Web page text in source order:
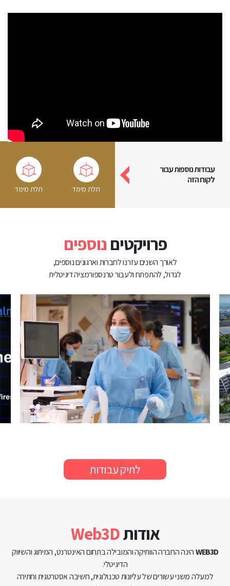
עבודות נוספות עבור
לקוח הזה
פרויקטים נוספים
לאורך השנים עזרנו לחברות וארגונים נוספים,
לגדול, להתפתח ולעבור טרנספורמציה דיגיטלית
לתיק עבודות
אודותWeb3D
WEB3Dהינה החברה הוותיקה והמובילה בתחום האינטרנט, המיתוג והשיווק
הדיגיטלי.
למעלה משני עשורים של עליונות טכנולוגית, חשיבה אסטרטגית וחתירה